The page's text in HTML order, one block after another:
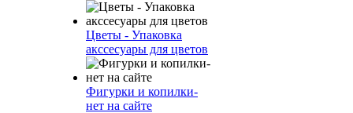
Цветы - Упаковка
акссесуары для цветов
Фигурки и копилки-
нет на сайте